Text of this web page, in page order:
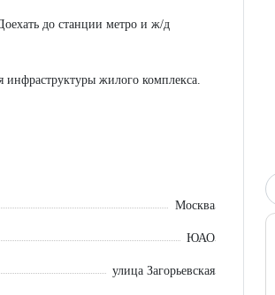
до станции метро и ж/д
жилого комплекса.
окна, эффективные
Москва
ЮАО
улица Загорьевская